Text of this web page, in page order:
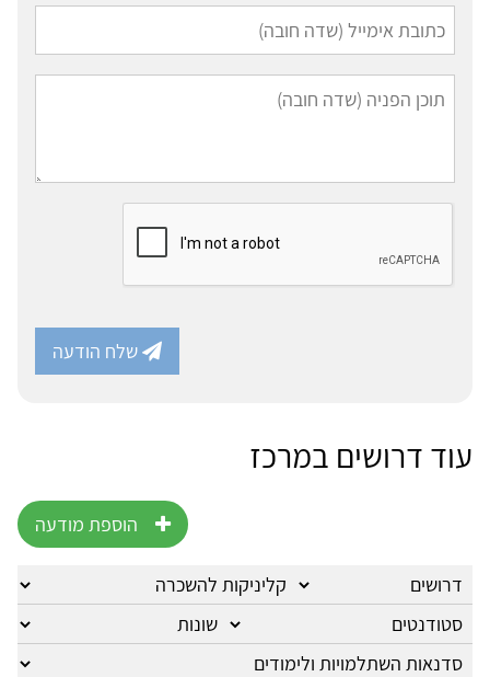
שלח הודעה
עוד דרושים במרכז
הוספת מודעה